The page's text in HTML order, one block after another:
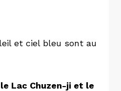
et ciel bleu sont au
Lac Chuzen-ji et le